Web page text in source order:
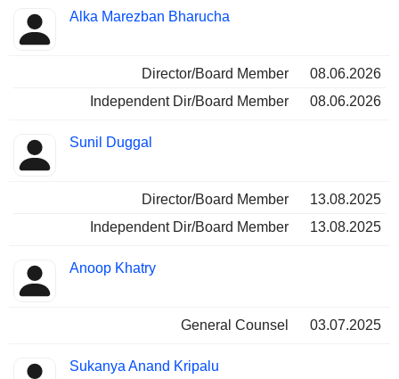
Alka Marezban Bharucha
Director/Board Member
08.06.2026
Independent Dir/Board Member
08.06.2026
Sunil Duggal
Director/Board Member
13.08.2025
Independent Dir/Board Member
13.08.2025
Anoop Khatry
General Counsel 03.07.2025
Sukanya Anand Kripalu